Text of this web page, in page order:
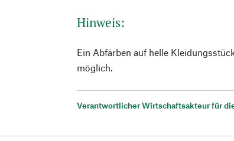
Hinweis:
Ein Abfärben auf helle
möglich.
Verantwortlicher Wirtschaftsakteur für